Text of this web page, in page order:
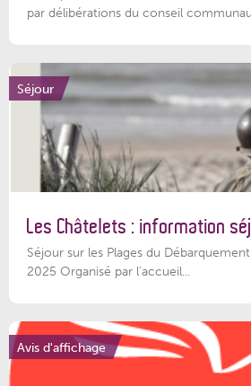
par délibérations du conseil
Séjour
Les Châtelets : information
Séjour sur les Plages du
2025 Organisé par l’accueil...
Avis d'affichage